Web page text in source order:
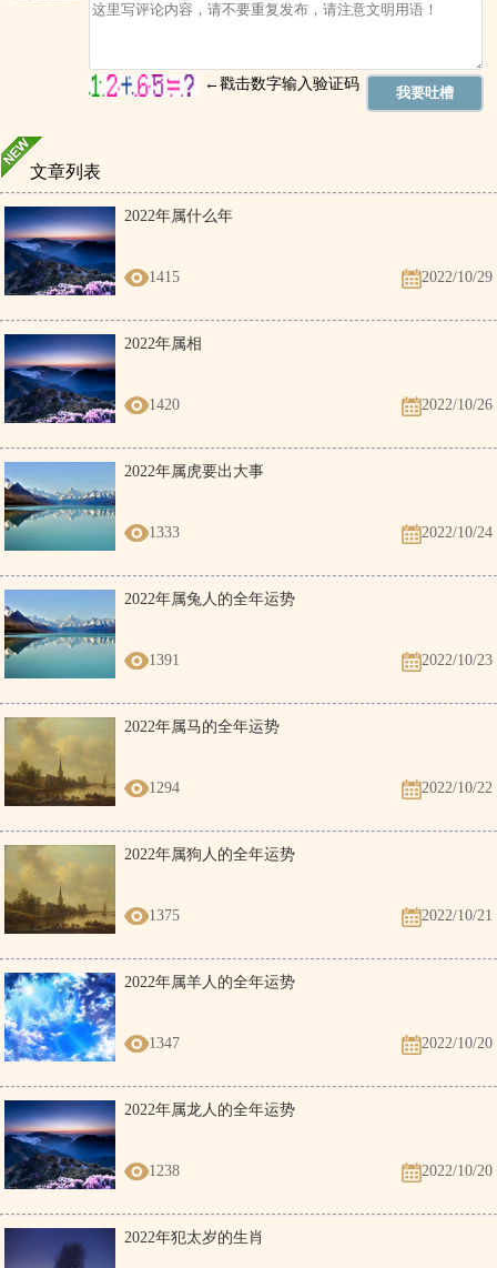
文章列表
2022年属什么年
1415 2022/10/29
2022年属相
1420 2022/10/26
2022年属虎要出大事
1333 2022/10/24
2022年属兔人的全年运势
1391 2022/10/23
2022年属马的全年运势
1294 2022/10/22
2022年属狗人的全年运势
1375 2022/10/21
2022年属羊人的全年运势
1347 2022/10/20
2022年属龙人的全年运势
1238 2022/10/20
2022年犯太岁的生肖